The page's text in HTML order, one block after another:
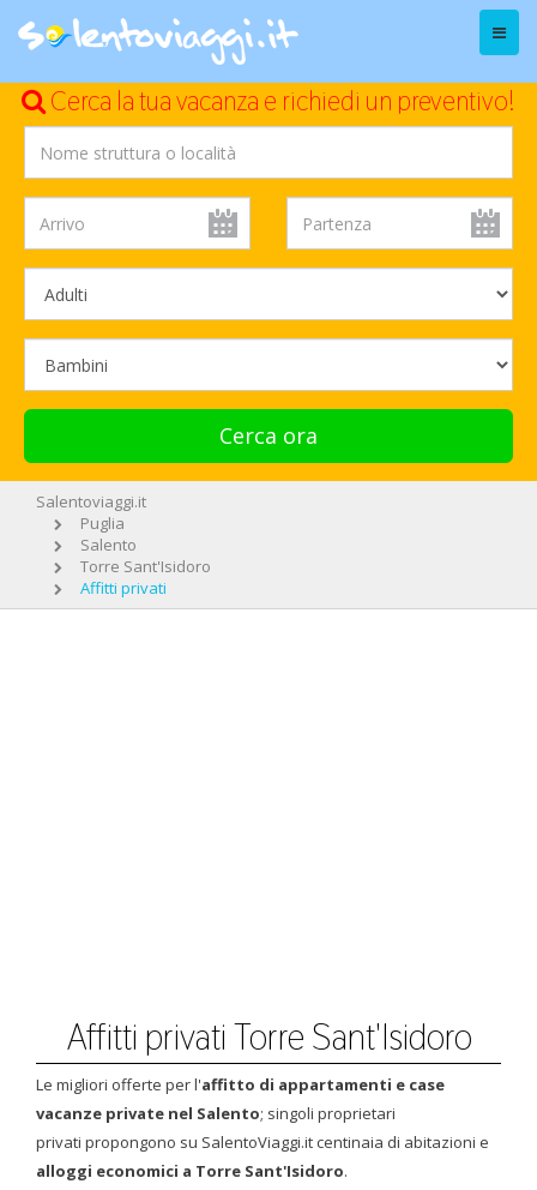
Menu
Cerca la tua vacanza e richiedi un preventivo!
Cerca ora
Salentoviaggi.it
Puglia
Salento
Torre Sant'Isidoro
Affitti privati
Affitti privati Torre Sant'Isidoro
Le migliori offerte per l'affitto di appartamenti e case
vacanze private nel Salento; singoli proprietari
privati propongono su SalentoViaggi.it centinaia di abitazioni e
alloggi economici a Torre Sant'Isidoro.